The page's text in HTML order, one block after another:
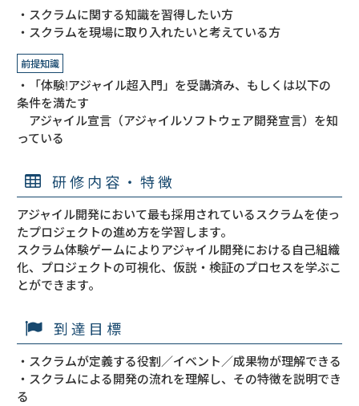
・スクラムに関する知識を習得したい方
・スクラムを現場に取り入れたいと考えている方
前提知識
・「体験!アジャイル超入門」を受講済み、もしくは以下の
条件を満たす
アジャイル宣言（アジャイルソフトウェア開発宣言）を知
っている
研修内容・特徴
アジャイル開発において最も採用されているスクラムを使っ
たプロジェクトの進め方を学習します。
スクラム体験ゲームによりアジャイル開発における自己組織
化、プロジェクトの可視化、仮説・検証のプロセスを学ぶこ
とができます。
到達目標
・スクラムが定義する役割／イベント／成果物が理解できる
・スクラムによる開発の流れを理解し、その特徴を説明でき
る